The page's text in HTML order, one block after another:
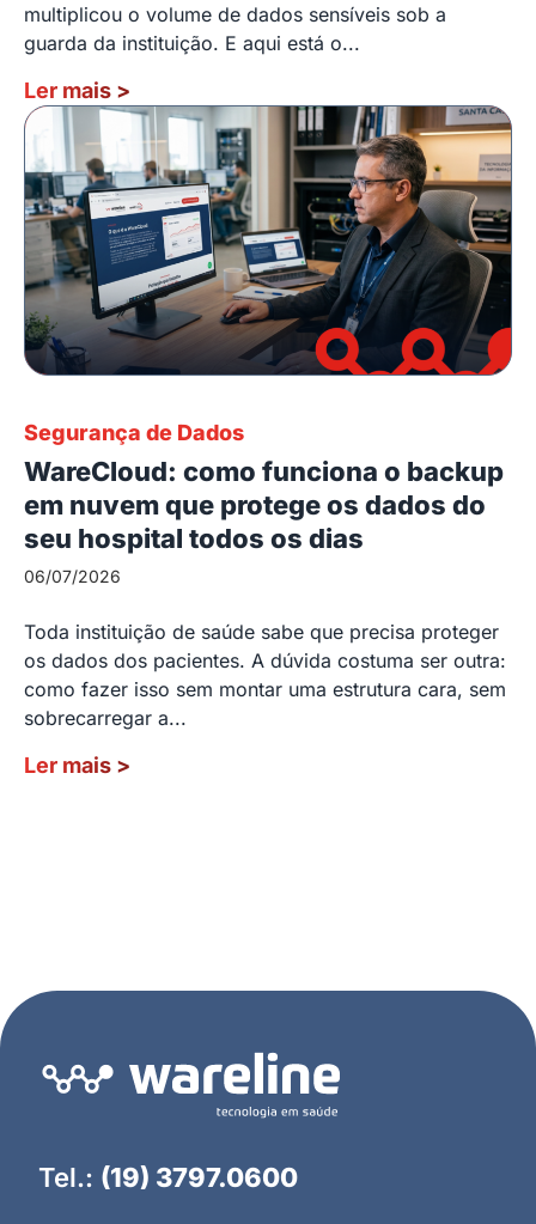
multiplicou o volume de dados sensíveis sob a
guarda da instituição. E aqui está o...
Ler mais >
Segurança de Dados
WareCloud: como funciona o backup
em nuvem que protege os dados do
seu hospital todos os dias
06/07/2026
Toda instituição de saúde sabe que precisa proteger
os dados dos pacientes. A dúvida costuma ser outra:
como fazer isso sem montar uma estrutura cara, sem
sobrecarregar a...
Ler mais >
Tel.: (19) 3797.0600